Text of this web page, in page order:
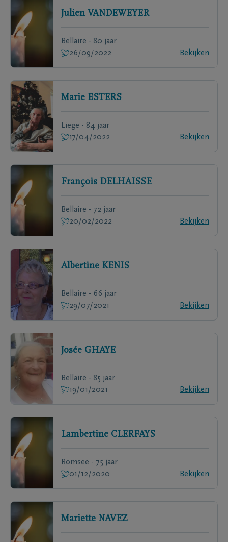
Julien VANDEWEYER
Bellaire - 80 jaar
26/09/2022
Bekijken
Marie ESTERS
Liege - 84 jaar
17/04/2022
Bekijken
François DELHAISSE
Bellaire - 72 jaar
20/02/2022
Bekijken
Albertine KENIS
Bellaire - 66 jaar
29/07/2021
Bekijken
Josée GHAYE
Bellaire - 85 jaar
19/01/2021
Bekijken
Lambertine CLERFAYS
Romsee - 75 jaar
01/12/2020
Bekijken
Mariette NAVEZ